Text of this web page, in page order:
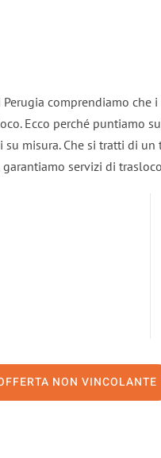
Perugia comprendiamo
Ecco perché puntiamo
misura. Che si tratti di
servizi di
NON VINCOLANTE